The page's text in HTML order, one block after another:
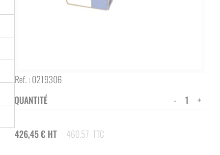
Ref. :0219306
QUANTITÉ
- +
426,45€ HT 460.57 TTC